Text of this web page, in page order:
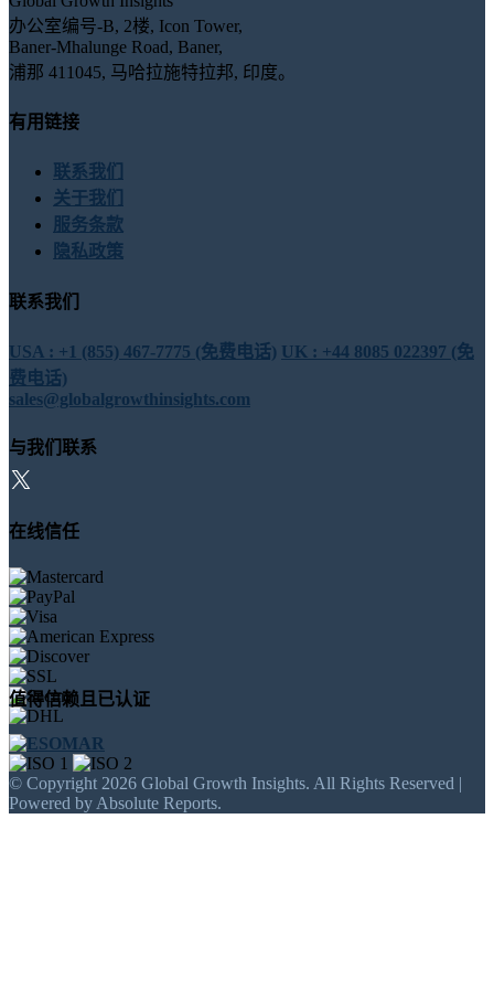
办公室编号-B, 2楼, Icon Tower,
Baner-Mhalunge Road, Baner,
浦那 411045, 马哈拉施特拉邦, 印度。
有用链接
联系我们
关于我们
服务条款
隐私政策
联系我们
USA : +1 (855) 467-7775 (免费电话) UK : +44 8085 022397 (免
费电话)
sales@globalgrowthinsights.com
与我们联系
在线信任
值得信赖且已认证
© Copyright 2026 Global Growth Insights. All Rights Reserved |
Powered by Absolute Reports.